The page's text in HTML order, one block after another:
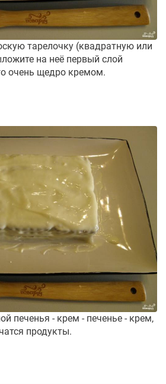
тарелочку (квадратную или
на неё первый слой
очень щедро кремом.
печенья - крем - печенье - крем,
продукты.